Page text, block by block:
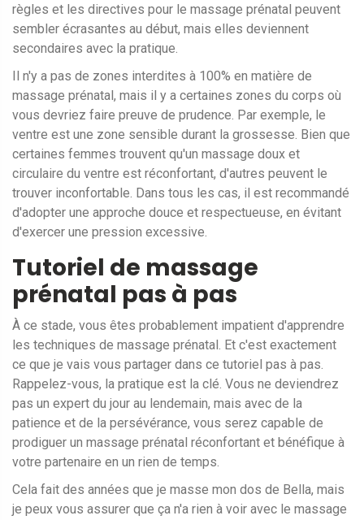
règles et les directives pour le massage prénatal peuvent
sembler écrasantes au début, mais elles deviennent
secondaires avec la pratique.
Il n'y a pas de zones interdites à 100% en matière de
massage prénatal, mais il y a certaines zones du corps où
vous devriez faire preuve de prudence. Par exemple, le
ventre est une zone sensible durant la grossesse. Bien que
certaines femmes trouvent qu'un massage doux et
circulaire du ventre est réconfortant, d'autres peuvent le
trouver inconfortable. Dans tous les cas, il est recommandé
d'adopter une approche douce et respectueuse, en évitant
d'exercer une pression excessive.
Tutoriel de massage
prénatal pas à pas
À ce stade, vous êtes probablement impatient d'apprendre
les techniques de massage prénatal. Et c'est exactement
ce que je vais vous partager dans ce tutoriel pas à pas.
Rappelez-vous, la pratique est la clé. Vous ne deviendrez
pas un expert du jour au lendemain, mais avec de la
patience et de la persévérance, vous serez capable de
prodiguer un massage prénatal réconfortant et bénéfique à
votre partenaire en un rien de temps.
Cela fait des années que je masse mon dos de Bella, mais
je peux vous assurer que ça n'a rien à voir avec le massage